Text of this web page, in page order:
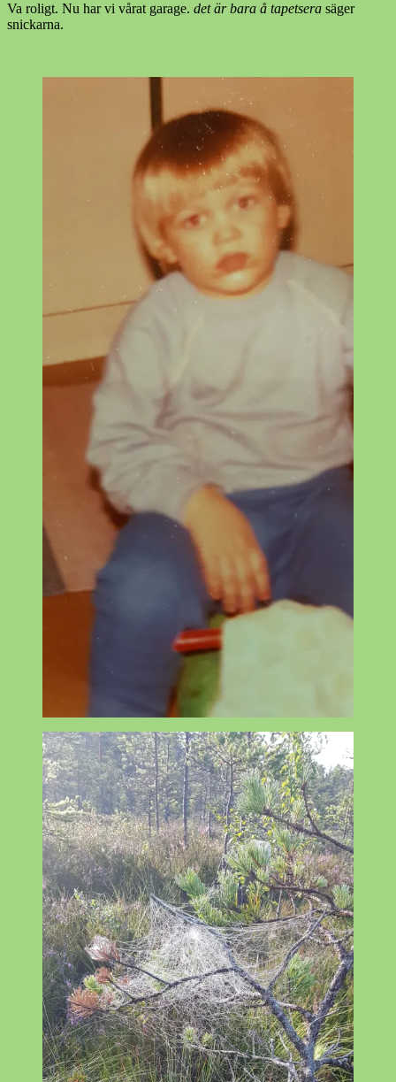
Va roligt. Nu har vi vårat garage. det är bara å tapetsera säger
snickarna.